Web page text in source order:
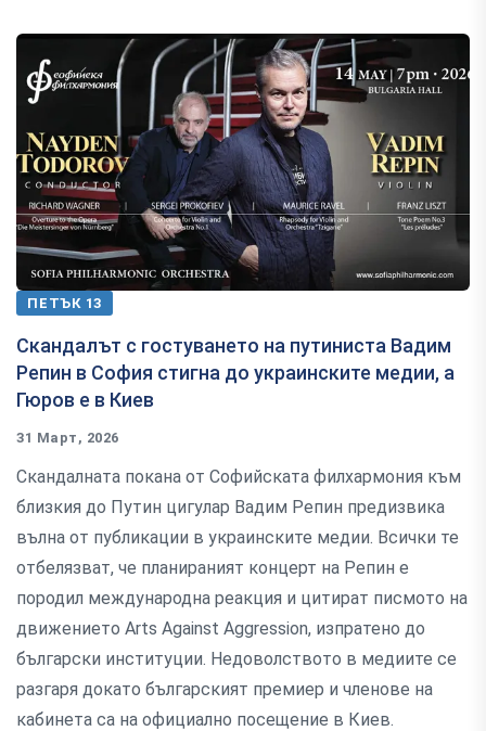
ПЕТЪК 13
Скандалът с гостуването на путиниста Вадим
Репин в София стигна до украинските медии, а
Гюров е в Киев
31 Март, 2026
Скандалната покана от Софийската филхармония към
близкия до Путин цигулар Вадим Репин предизвика
вълна от публикации в украинските медии. Всички те
отбелязват, че планираният концерт на Репин е
породил международна реакция и цитират писмото на
движението Arts Against Aggression, изпратено до
български институции. Недоволството в медиите се
разгаря докато българският премиер и членове на
кабинета са на официално посещение в Киев.